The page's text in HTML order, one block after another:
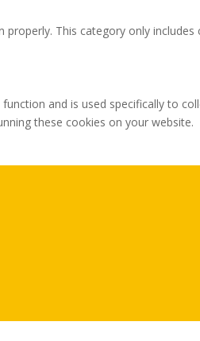
This category only
and is used specifically to
these cookies on your website.